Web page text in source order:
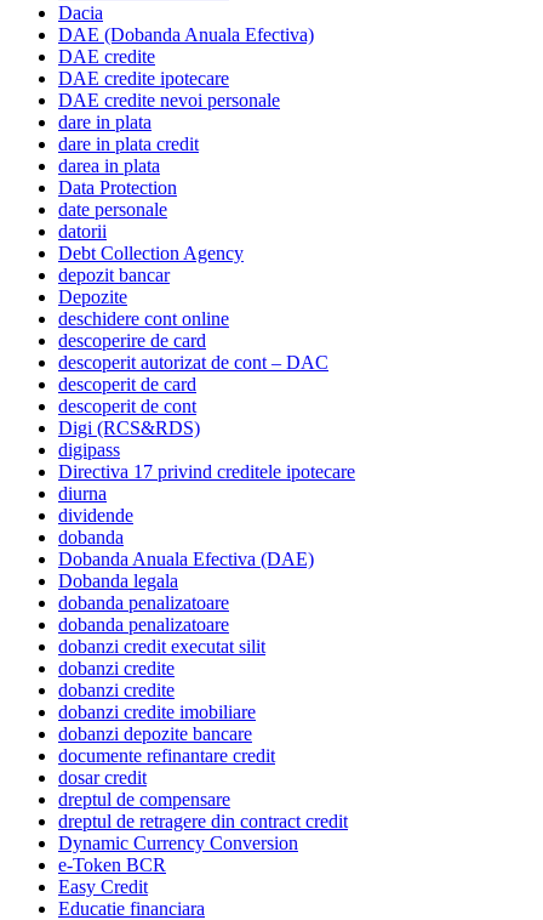
Dacia
DAE (Dobanda Anuala Efectiva)
DAE credite
DAE credite ipotecare
DAE credite nevoi personale
dare in plata
dare in plata credit
darea in plata
Data Protection
date personale
datorii
Debt Collection Agency
depozit bancar
Depozite
deschidere cont online
descoperire de card
descoperit autorizat de cont – DAC
descoperit de card
descoperit de cont
Digi (RCS&RDS)
digipass
Directiva 17 privind creditele ipotecare
diurna
dividende
dobanda
Dobanda Anuala Efectiva (DAE)
Dobanda legala
dobanda penalizatoare
dobanda penalizatoare
dobanzi credit executat silit
dobanzi credite
dobanzi credite
dobanzi credite imobiliare
dobanzi depozite bancare
documente refinantare credit
dosar credit
dreptul de compensare
dreptul de retragere din contract credit
Dynamic Currency Conversion
e-Token BCR
Easy Credit
Educatie financiara